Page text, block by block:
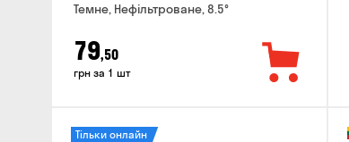
Темне, Нефільтроване, 8.5°
79,50
грн за 1 шт
Тільки онлайн